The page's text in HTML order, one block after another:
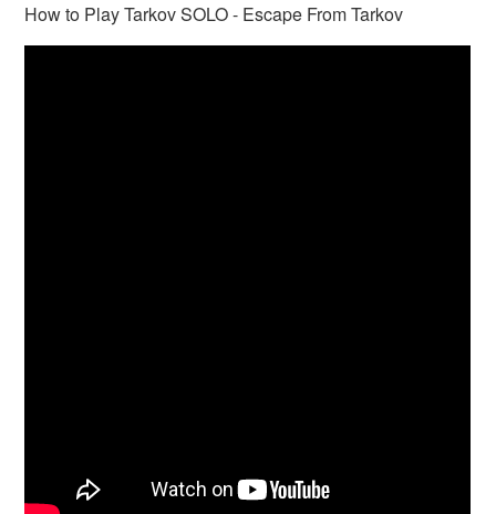
How to Play Tarkov SOLO - Escape From Tarkov